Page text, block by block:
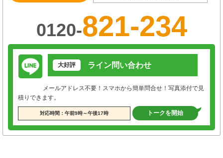
0120-821-234
大好評 ライン問い合わせ
メールアドレス不要！スマホから簡単問合せ！写真添付で見
積りできます。
対応時間：午前9時～午後17時 トークを開始